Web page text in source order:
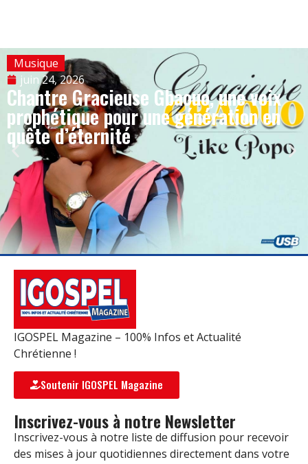
Musique
juin 24, 2026
Chantre Gracieuse Gbaouo, une voix
prophétique pour une génération en
quête d’éternité
IGOSPEL Magazine – 100% Infos et Actualité
Chrétienne !
Soutenir IGOSPEL Magazine
Inscrivez-vous à notre Newsletter
Inscrivez-vous à notre liste de diffusion pour recevoir
des mises à jour quotidiennes directement dans votre